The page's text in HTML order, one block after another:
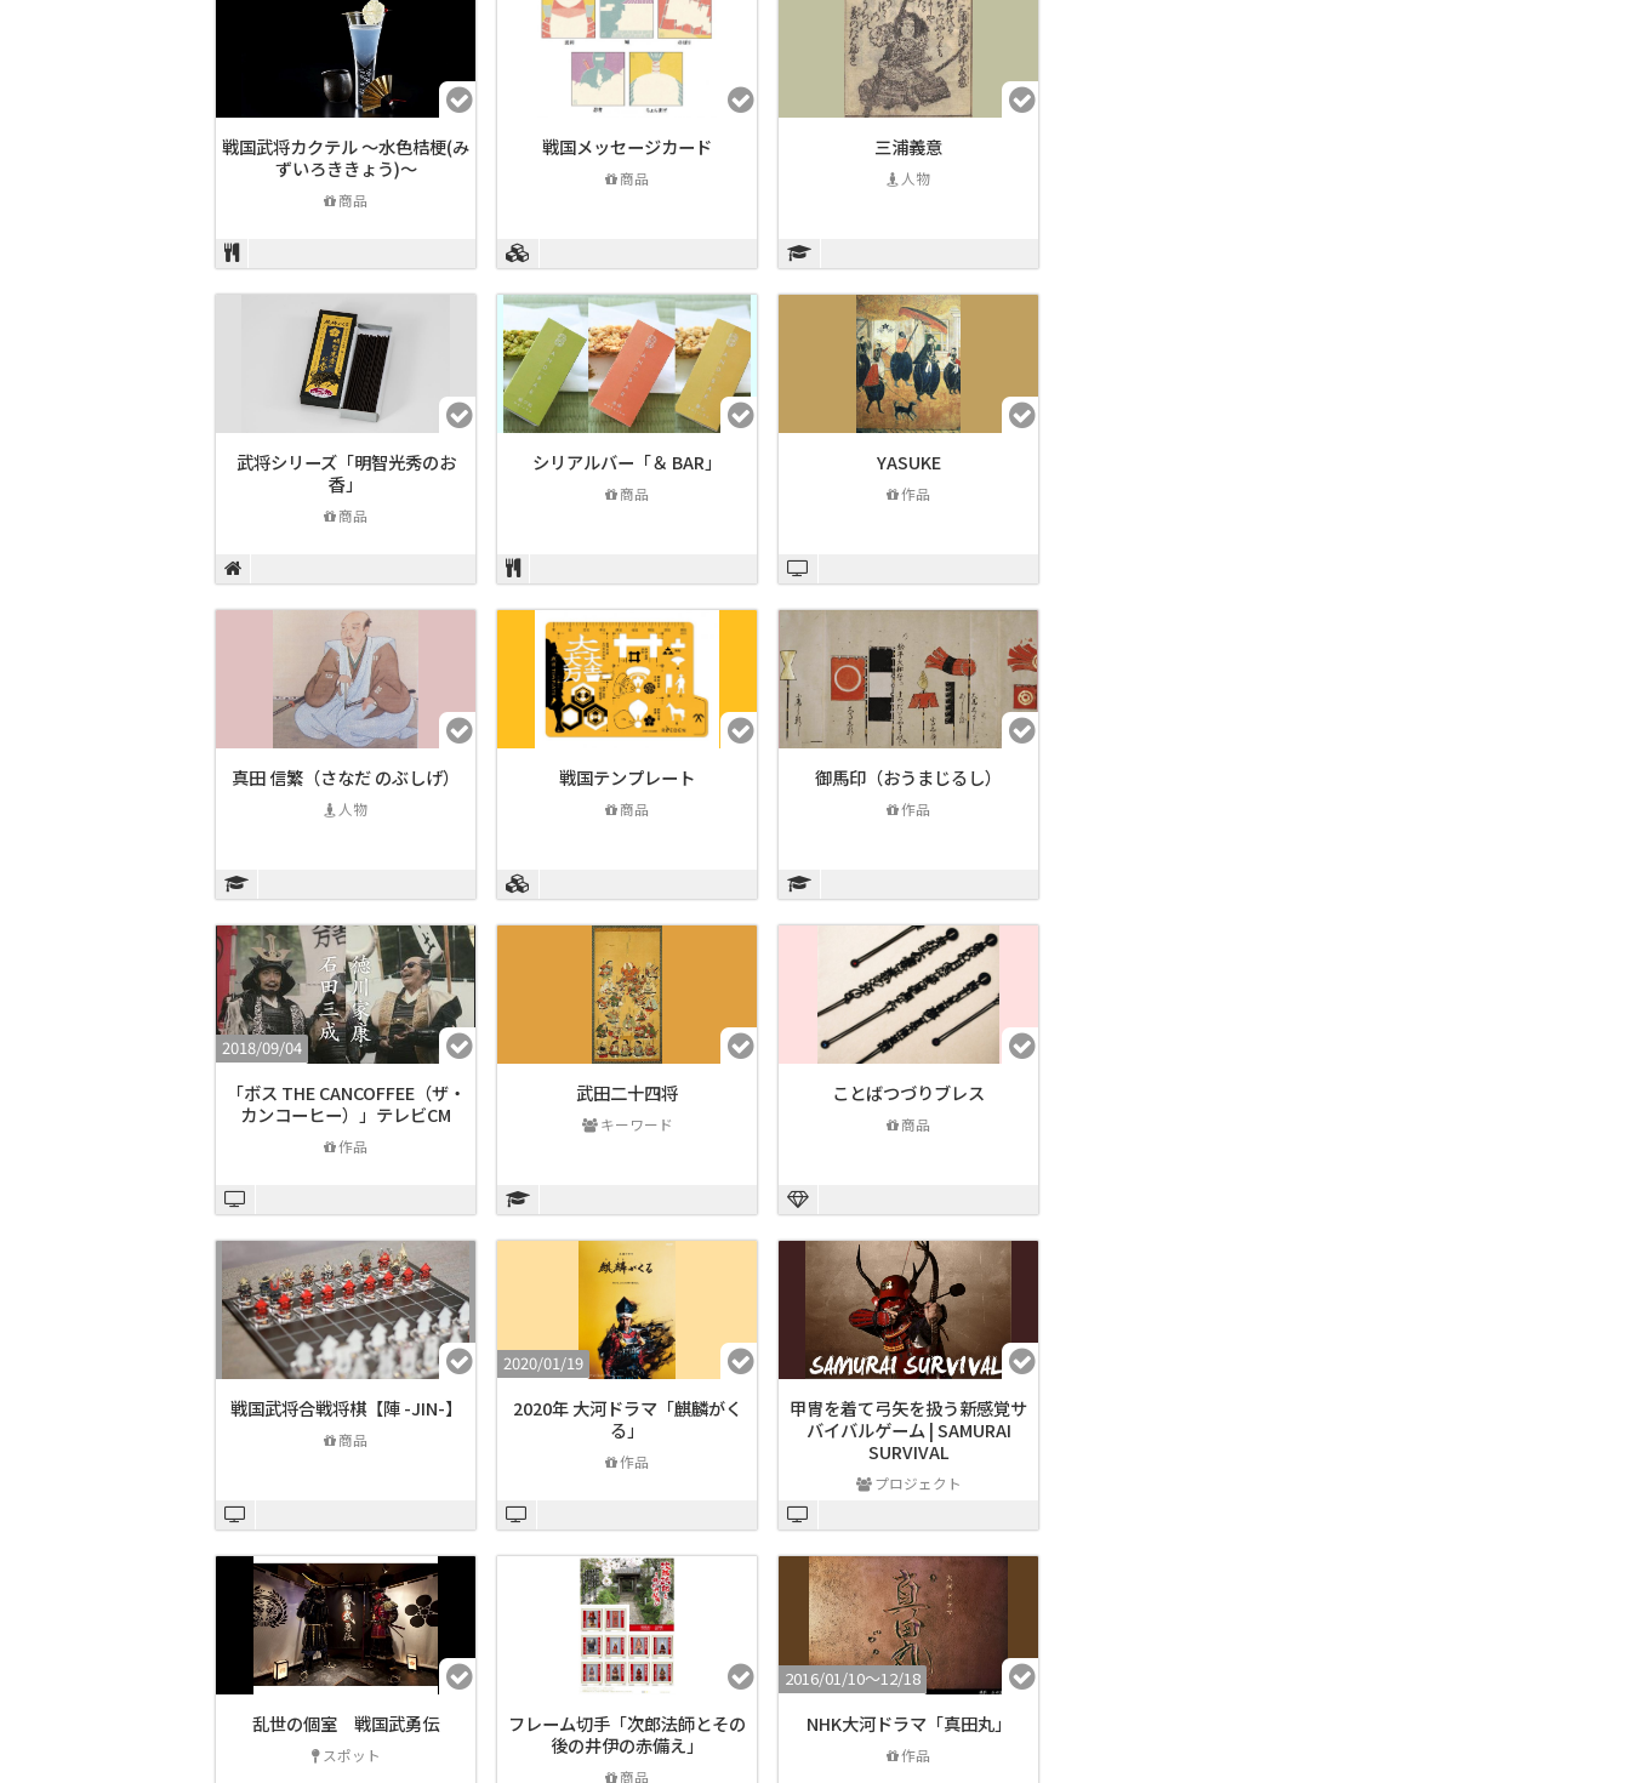
戦国武将カクテル ～水色桔梗(み
ずいろききょう)～
商品
戦国メッセージカード
商品
三浦義意
人物
武将シリーズ「明智光秀のお
香」
商品
シリアルバー「＆ BAR」
商品
YASUKE
作品
真田 信繁（さなだ のぶしげ）
人物
戦国テンプレート
商品
御馬印（おうまじるし）
作品
2018/09/04
「ボス THE CANCOFFEE（ザ・
カンコーヒー）」テレビCM
作品
武田二十四将
キーワード
ことばつづりブレス
商品
戦国武将合戦将棋【陣 -JIN-】
商品
2020/01/19
2020年 大河ドラマ「麒麟がく
る」
作品
甲冑を着て弓矢を扱う新感覚サ
バイバルゲーム | SAMURAI
SURVIVAL
プロジェクト
乱世の個室 戦国武勇伝
スポット
フレーム切手「次郎法師とその
後の井伊の赤備え」
商品
2016/01/10〜12/18
NHK大河ドラマ「真田丸」
作品